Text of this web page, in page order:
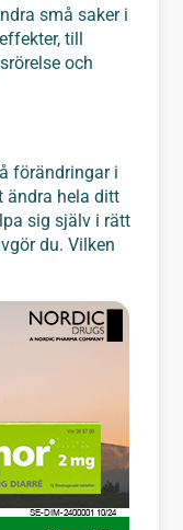
små saker i
till
och
förändringar i
ändra hela ditt
sig själv i rätt
du. Vilken